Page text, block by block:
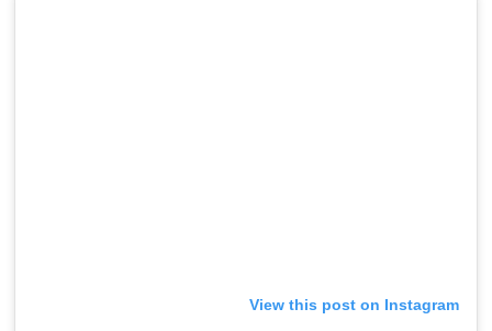
View this post on Instagram